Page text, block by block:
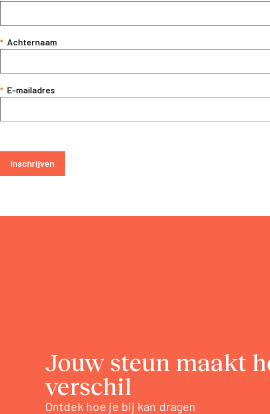
* Achternaam
* E-mailadres
Inschrijven
Jouw steun maakt
verschil
Ontdek hoe je bij kan dragen